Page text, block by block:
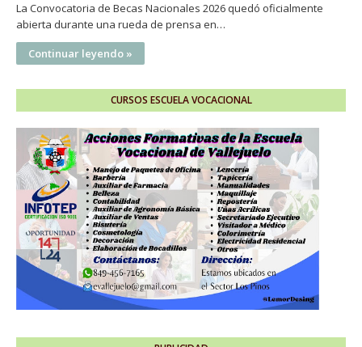
La Convocatoria de Becas Nacionales 2026 quedó oficialmente
abierta durante una rueda de prensa en…
Continuar leyendo »
CURSOS ESCUELA VOCACIONAL